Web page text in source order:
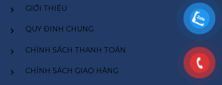
GIỚI THIỆU
QUY ĐỊNH CHUNG
CHÍNH SÁCH THANH TOÁN
CHÍNH SÁCH GIAO HÀNG